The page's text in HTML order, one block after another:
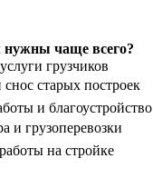
нужны чаще всего?
грузчиков
старых построек
и благоустройство
и грузоперевозки
на стройке